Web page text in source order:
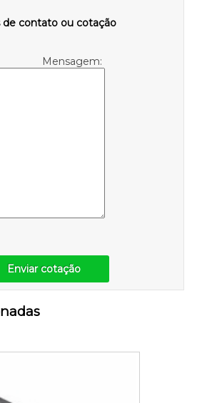
de contato ou cotação
Mensagem:
Enviar cotação